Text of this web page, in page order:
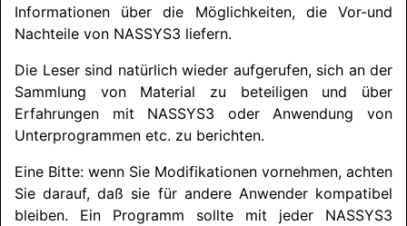
Informationen über die Möglichkeiten, die Vor-und
Nachteile von NASSYS3 liefern.
Die Leser sind natürlich wieder aufgerufen, sich an der
Sammlung von Material zu beteiligen und über
Erfahrungen mit NASSYS3 oder Anwendung von
Unterprogrammen etc. zu berichten.
Eine Bitte: wenn Sie Modifikationen vornehmen, achten
Sie darauf, daß sie für andere Anwender kompatibel
bleiben. Ein Programm sollte mit jeder NASSYS3